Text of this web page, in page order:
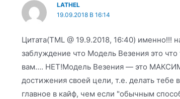
LATHEL
19.09.2018 В 16:14
Цитата(TML @ 19.9.2018, 16:40) именно!!!
заблуждение что Модель Везения это
вам…. НЕТ!Модель Везения — это
достижения своей цели, т.е. делать
главное в кайф, чем если "обычным